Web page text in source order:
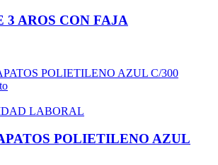
3 AROS CON FAJA
LABORAL
POLIETILENO AZUL